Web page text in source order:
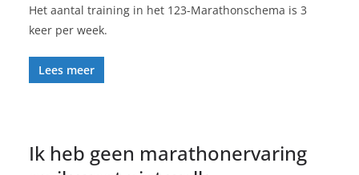
Het aantal training in het 123-Marathonschema is 3
keer per week.
Lees meer
Ik heb geen marathonervaring